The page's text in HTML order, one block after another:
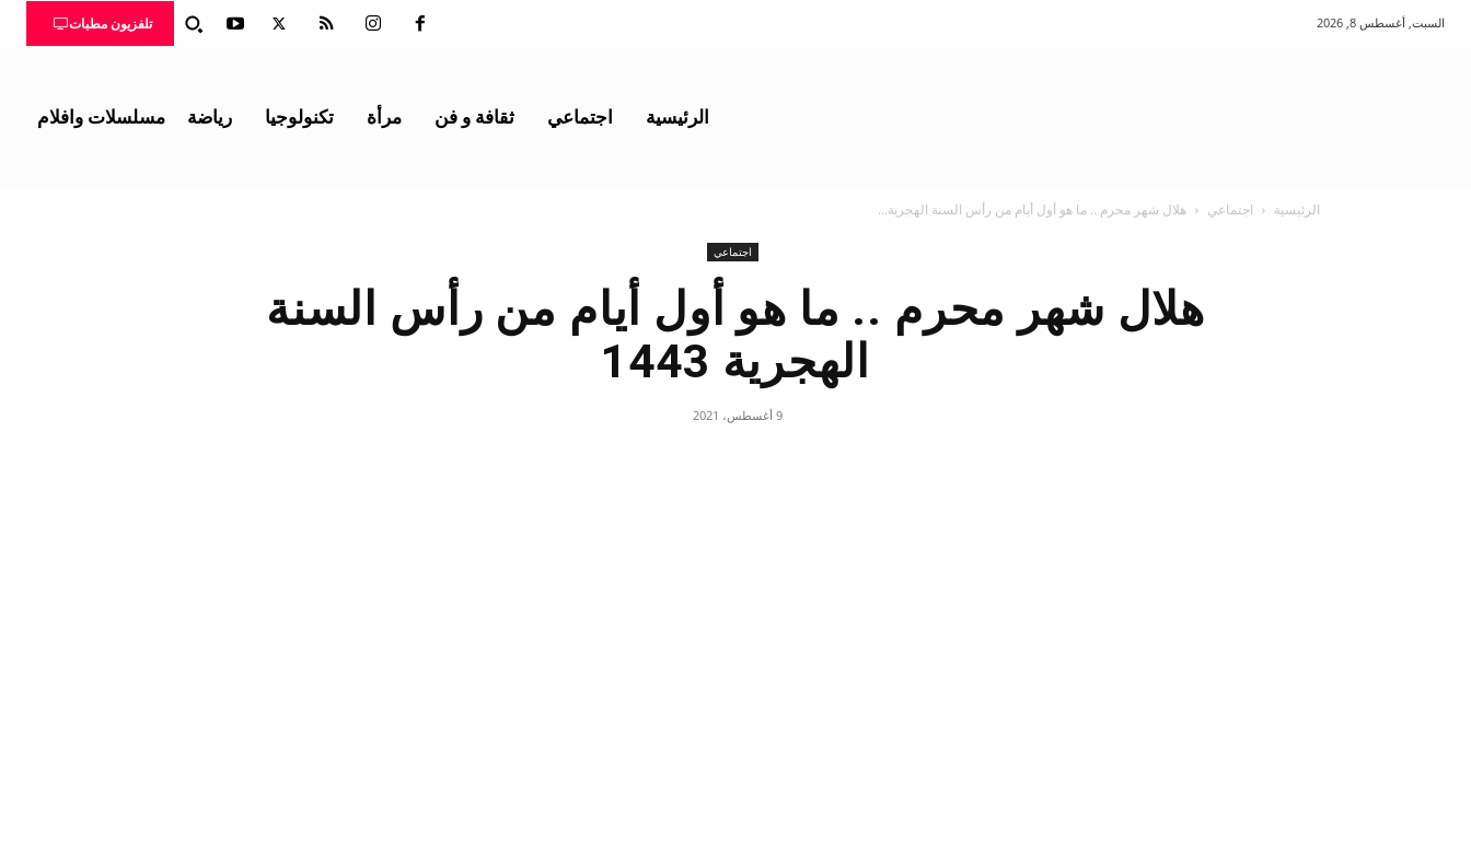
تلفزيون مطبات السبت, أغسطس 8, 2026
الرئيسية اجتماعي ثقافة و فن مرأة تكنولوجيا رياضة مسلسلات وافلام
الرئيسية اجتماعي هلال شهر محرم .. ما هو أول أيام من رأس السنة الهجرية...
اجتماعي
هلال شهر محرم .. ما هو أول أيام من رأس السنة
الهجرية 1443
9 أغسطس، 2021